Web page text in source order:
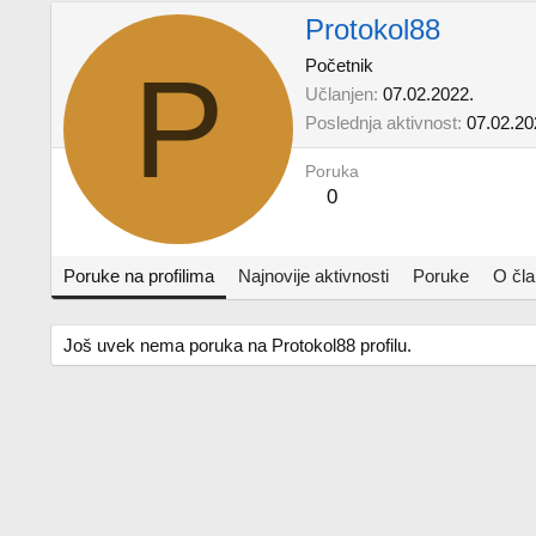
P
Protokol88
Početnik
Učlanjen 07.02.2022.
Poslednja aktivnost
Poruka
0
Poruke na profilima Najnovije aktivnosti Poruke O
Još uvek nema poruka na Protokol88 profilu.